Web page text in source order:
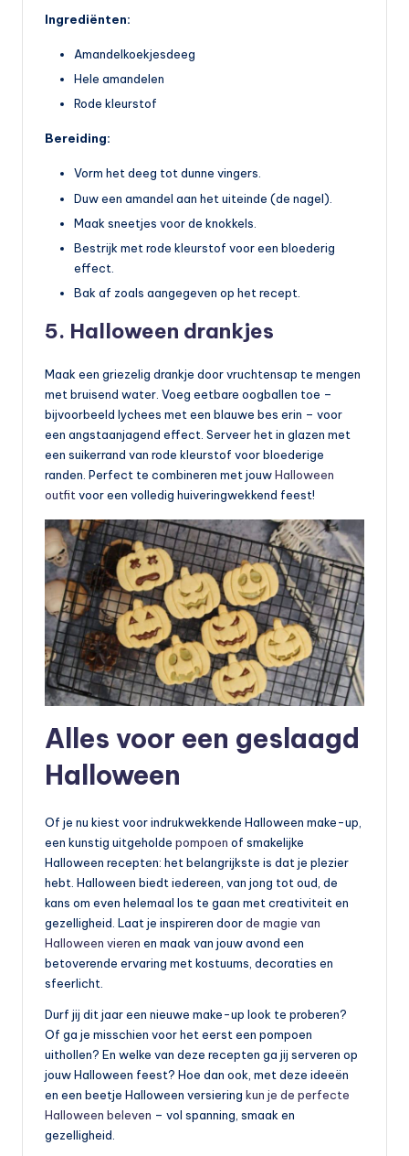
Ingrediënten:
Amandelkoekjesdeeg
Hele amandelen
Rode kleurstof
Bereiding:
Vorm het deeg tot dunne vingers.
Duw een amandel aan het uiteinde (de nagel).
Maak sneetjes voor de knokkels.
Bestrijk met rode kleurstof voor een bloederig
effect.
Bak af zoals aangegeven op het recept.
5. Halloween drankjes
Maak een griezelig drankje door vruchtensap te mengen
met bruisend water. Voeg eetbare oogballen toe –
bijvoorbeeld lychees met een blauwe bes erin – voor
een angstaanjagend effect. Serveer het in glazen met
een suikerrand van rode kleurstof voor bloederige
randen. Perfect te combineren met jouwHalloween
outfit voor een volledig huiveringwekkend feest!
Alles voor een geslaagd
Halloween
Of je nu kiest voor indrukwekkende Halloween make-up,
een kunstig uitgeholde pompoen of smakelijke
Halloween recepten: het belangrijkste is dat je plezier
hebt. Halloween biedt iedereen, van jong tot oud, de
kans om even helemaal los te gaan met creativiteit en
gezelligheid. Laat je inspireren doorde magie van
Halloween vieren en maak van jouw avond een
betoverende ervaring met kostuums, decoraties en
sfeerlicht.
Durf jij dit jaar een nieuwe make-up look te proberen?
Of ga je misschien voor het eerst een pompoen
uithollen? En welke van deze recepten ga jij serveren op
jouw Halloween feest? Hoe dan ook, met deze ideeën
en een beetje Halloween versiering kun je de perfecte
Halloween beleven – vol spanning, smaak en
gezelligheid.